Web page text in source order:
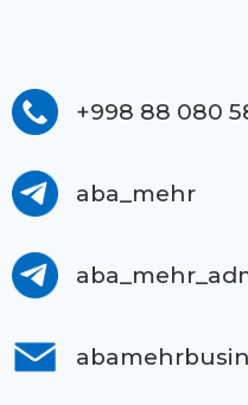
+998 88 080
aba_mehr